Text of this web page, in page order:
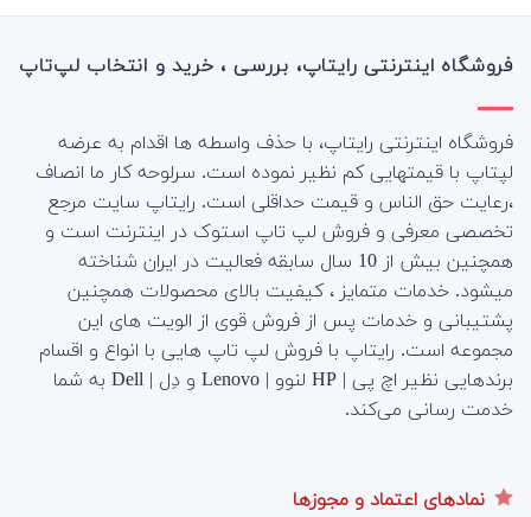
فروشگاه اینترنتی رایتاپ، بررسی ، خرید و انتخاب لپ‌تاپ
فروشگاه اینترنتی رایتاپ، با حذف واسطه ها اقدام به عرضه
لپتاپ با قیمتهایی کم نظیر نموده است. سرلوحه کار ما انصاف
،رعایت حق الناس و قیمت حداقلی است. رایتاپ سایت مرجع
تخصصی معرفی و فروش لپ تاپ استوک در اینترنت است و
همچنین بیش از 10 سال سابقه فعالیت در ایران شناخته
میشود. خدمات متمایز ، کیفیت بالای محصولات همچنین
پشتیبانی و خدمات پس از فروش قوی از الویت های این
مجموعه است. رایتاپ با فروش لپ تاپ هایی با انواع و اقسام
برندهایی نظیر اچ پی | HP لنوو | Lenovo و دِل | Dell به شما
خدمت رسانی می‌کند.
نمادهای اعتماد و مجوزها